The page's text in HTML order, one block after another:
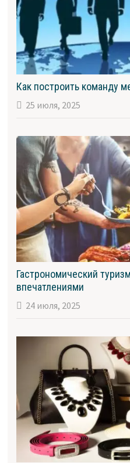
Как построить команду
25 июля, 2025
Гастрономический
впечатлениями
24 июля, 2025